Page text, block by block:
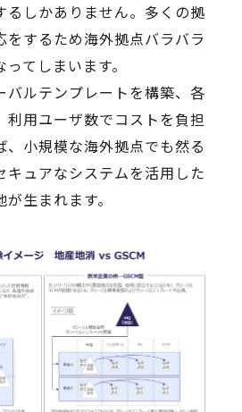
るしかありません。多くの拠
をするため海外拠点バラバラ
てしまいます。
バルテンプレートを構築、各
利用ユーザ数でコストを負担
、小規模な海外拠点でも然る
キュアなシステムを活用した
生まれます。